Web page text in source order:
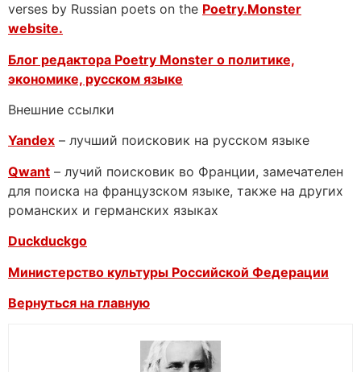
verses by Russian poets on the Poetry.Monster
website.
Блог редактора Poetry Monster о политике,
экономике, русском языке
Внешние ссылки
Yandex – лучший поисковик на русском языке
Qwant – лучий поисковик во Франции, замечателен
для поиска на французском языке, также на других
романских и германских языках
Duckduckgo
Министерство культуры Российской Федерации
Вернуться на главную